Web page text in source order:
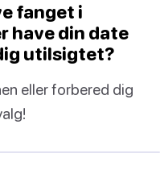
fanget i
have din date
utilsigtet?
eller forbered dig